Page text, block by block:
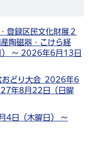
登録区民文化財展２
陶磁器・こけら経
～ 2026年6月13日
おどり大会 2026年6
年8月22日（日曜
4日（木曜日） ～